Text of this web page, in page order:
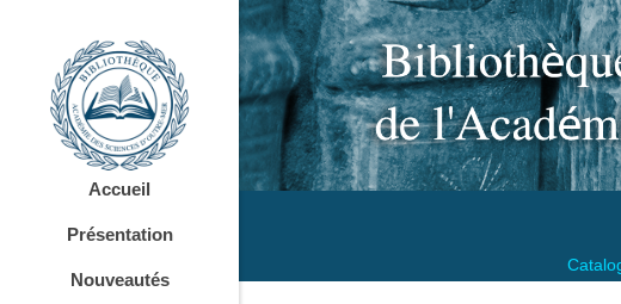
Accueil
Présentation
Nouveautés